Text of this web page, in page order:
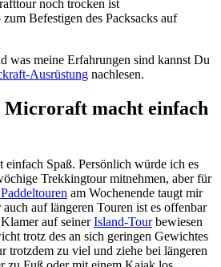
noch trocken ist
Befestigen des Packsacks auf
was meine Erfahrungen sind kannst Du
Ausrüstung nachlesen.
Microraft macht einfach
Spaß. Persönlich würde ich es
Trekkingtour mitnehmen, aber für
am Wochenende taugt mir
auf längeren Touren ist es offenbar
auf seinerIsland-Tourbewiesen
trotz des an sich geringen Gewichtes
trotzdem zu viel und ziehe bei längeren